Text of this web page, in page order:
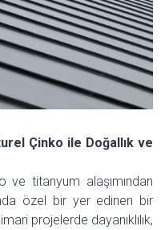
Çinko ile Doğallık ve
ve titanyum alaşımından
özel bir yer edinen bir
projelerde dayanıklılık,